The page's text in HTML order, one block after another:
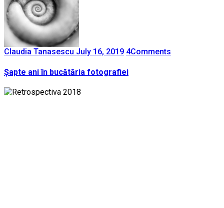
Claudia Tanasescu July 16, 2019 4Comments
Șapte ani în bucătăria fotografiei